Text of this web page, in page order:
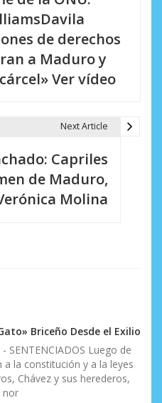
de derechos
a Maduro y
Ver vídeo
Next Article
Capriles
de Maduro,
Molina
Briceño Desde el Exilio
- SENTENCIADOS Luego de
la constitución y a la leyes
Chávez y sus herederos,
nor